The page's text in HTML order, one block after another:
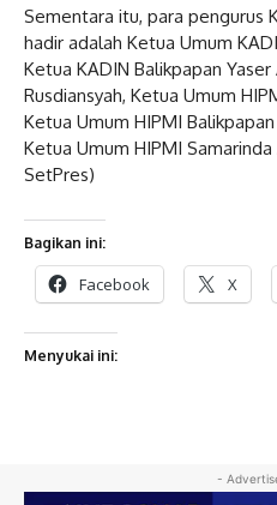
Sementara itu, para pengurus
hadir adalah Ketua Umum
Ketua KADIN Balikpapan
Rusdiansyah, Ketua Umum
Ketua Umum HIPMI
Ketua Umum HIPMI Samarinda
SetPres)
Bagikan ini:
Facebook X
Menyukai ini:
-